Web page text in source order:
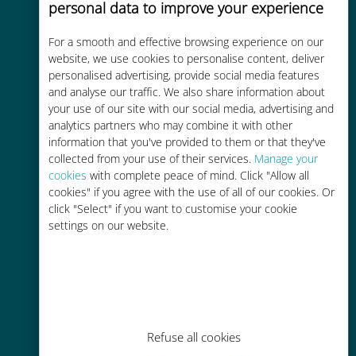
personal data to improve your experience
For a smooth and effective browsing experience on our
website, we use cookies to personalise content, deliver
personalised advertising, provide social media features
and analyse our traffic. We also share information about
your use of our site with our social media, advertising and
analytics partners who may combine it with other
information that you've provided to them or that they've
collected from your use of their services. Manage your
cookies with complete peace of mind. Click "Allow all
cookies" if you agree with the use of all of our cookies. Or
click "Select" if you want to customise your cookie
settings on our website.
Refuse all cookies
Custo-benefício
Até 90% mais barato do que as
tarifas de roaming de sua
operadora atual
Fácil recarga
Em qualquer lugar por meio do